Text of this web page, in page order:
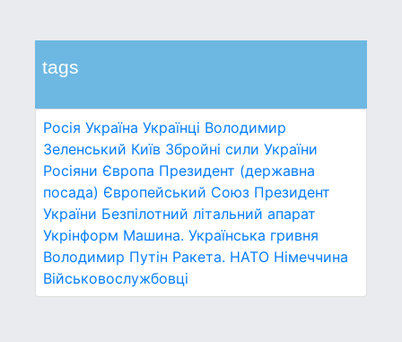
tags
Росія Україна Українці Володимир
Зеленський Київ Збройні сили України
Росіяни Європа Президент (державна
посада) Європейський Союз Президент
України Безпілотний літальний апарат
Укрінформ Машина. Українська гривня
Володимир Путін Ракета. НАТО Німеччина
Військовослужбовці